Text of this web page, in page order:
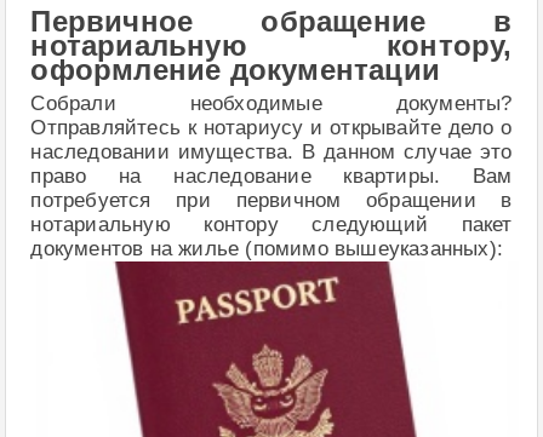
Первичное обращение в
нотариальную контору,
оформление документации
Собрали необходимые документы?
Отправляйтесь к нотариусу и открывайте дело о
наследовании имущества. В данном случае это
право на наследование квартиры. Вам
потребуется при первичном обращении в
нотариальную контору следующий пакет
документов на жилье (помимо вышеуказанных):